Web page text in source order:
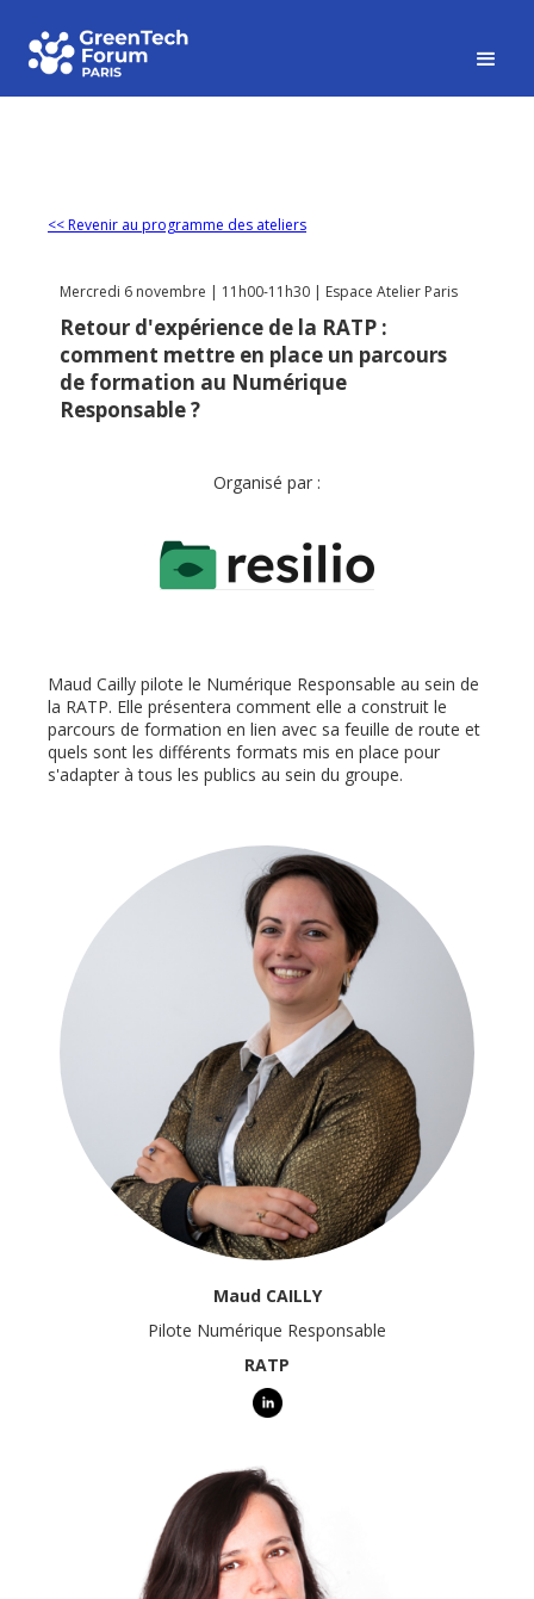
<< Revenir au programme des ateliers
Mercredi 6 novembre | 11h00-11h30 | Espace Atelier Paris
Retour d'expérience de la RATP :
comment mettre en place un parcours
de formation au Numérique
Responsable ?
Organisé par :
Maud Cailly pilote le Numérique Responsable au sein de
la RATP. Elle présentera comment elle a construit le
parcours de formation en lien avec sa feuille de route et
quels sont les différents formats mis en place pour
s'adapter à tous les publics au sein du groupe.
Maud CAILLY
Pilote Numérique Responsable
RATP